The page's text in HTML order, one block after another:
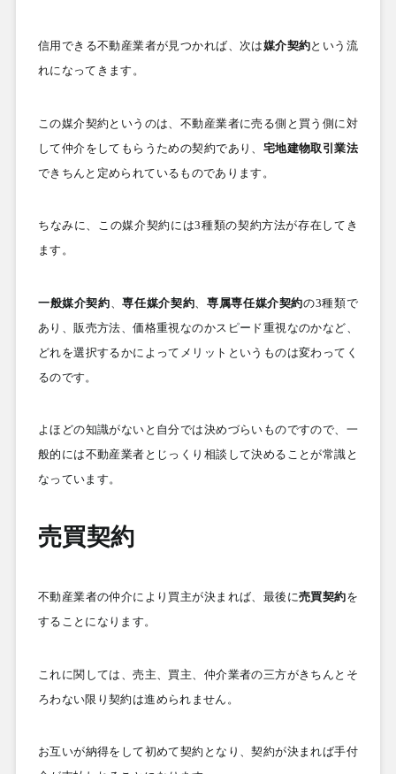
信用できる不動産業者が見つかれば、次は媒介契約という流
れになってきます。
この媒介契約というのは、不動産業者に売る側と買う側に対
して仲介をしてもらうための契約であり、 宅地建物取引業法
できちんと定められているものであります。
ちなみに、この媒介契約には3種類の契約方法が存在してき
ます。
一般媒介契約 、専任媒介契約 専属専任媒介契約の3種類で
あり、販売方法、価格重視なのかスピード重視なのかなど、
どれを選択するかによってメリットというものは変わってく
るのです。
よほどの知識がないと自分では決めづらいものですので、一
般的には不動産業者とじっくり相談して決めることが常識と
なっています。
売買契約
不動産業者の仲介により買主が決まれば、最後に売買契約を
することになります。
これに関しては、売主、買主、仲介業者の三方がきちんとそ
ろわない限り契約は進められません。
お互いが納得をして初めて契約となり、契約が決まれば手付